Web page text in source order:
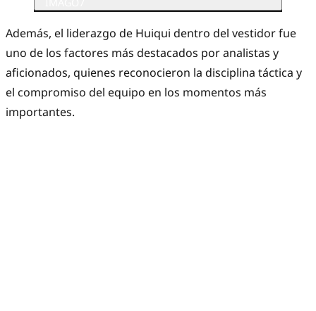
Además, el liderazgo de Huiqui dentro del vestidor fue
uno de los factores más destacados por analistas y
aficionados, quienes reconocieron la disciplina táctica y
el compromiso del equipo en los momentos más
importantes.